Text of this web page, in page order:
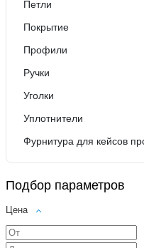
Петли
Покрытие
Профили
Ручки
Уголки
Уплотнители
Фурнитура для кейсов
Подбор параметров
Цена